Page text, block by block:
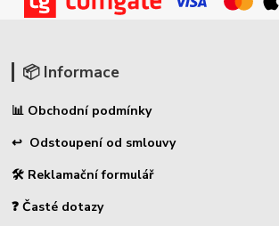
📦 Informace
📊 Obchodní podmínky
↩ Odstoupení od smlouvy
🛠 Reklamační formulář
❓ Časté dotazy